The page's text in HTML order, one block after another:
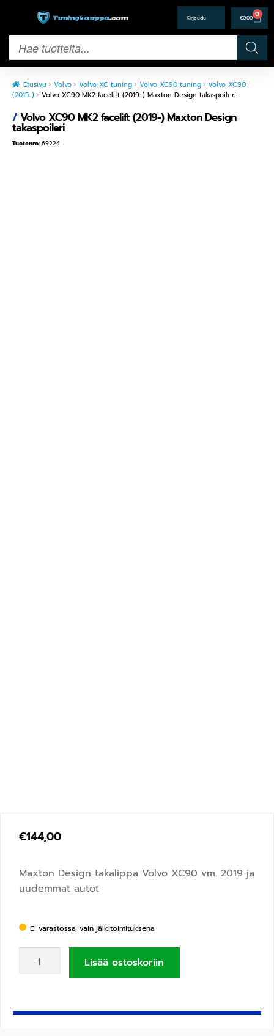
€0,00 0
Etusivu Volvo Volvo XC tuning Volvo XC90 tuning
Volvo XC90
(2015-)
Volvo XC90 MK2 facelift (2019-) Maxton Design takaspoileri
/Volvo XC90 MK2 facelift (2019-) Maxton Design
takaspoileri
Tuotenro: 69224
€144,00
Maxton Design takalippa Volvo XC90 vm. 2019 ja
uudemmat autot
Ei varastossa, vain jälkitoimituksena
Lisää ostoskoriin